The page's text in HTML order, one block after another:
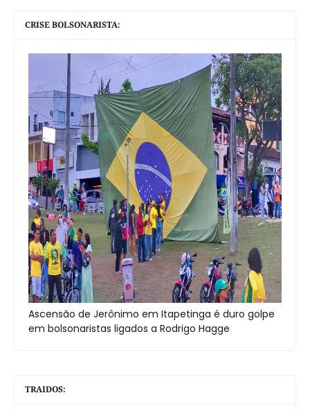
CRISE BOLSONARISTA:
Ascensão de Jerônimo em Itapetinga é duro golpe
em bolsonaristas ligados a Rodrigo Hagge
TRAIDOS: